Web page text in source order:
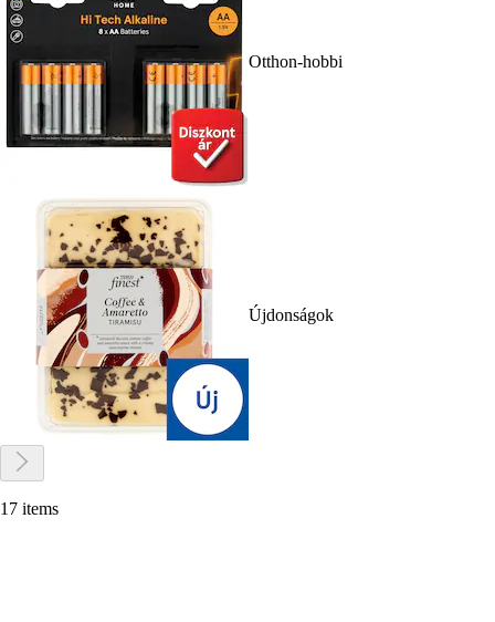
Otthon-hobbi
Újdonságok
17 items